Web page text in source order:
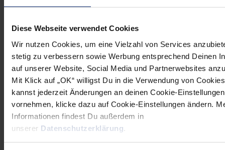
Diese Webseite verwendet Cookies
Wir nutzen Cookies, um eine Vielzahl von Services
stetig zu verbessern sowie Werbung entsprechend Deinen
auf unserer Website, Social Media und Partnerwebsites
Mit Klick auf „OK“ willigst Du in die Verwendung von
kannst jederzeit Änderungen an deinen Cookie-Einstellungen
vornehmen, klicke dazu auf Cookie-Einstellungen ändern.
Informationen findest Du außerdem in
unserer Datenschutzerklärung.
informiert werden willst, kannst du den Rhein-Neckar Löwen
Post
navigation
previous
News:
„Die
Willenskraft
ist
Alle News anzeigen
newst
News:
im